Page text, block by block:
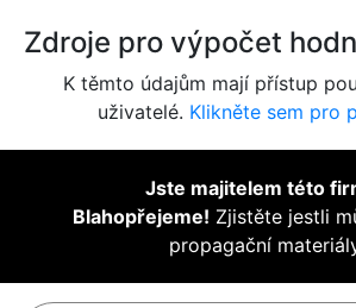
Zdroje pro výpočet
K těmto údajům mají přístup
uživatelé. Klikněte sem pro
Jste majitelem této
Blahopřejeme! Zjistěte jestli
propagační